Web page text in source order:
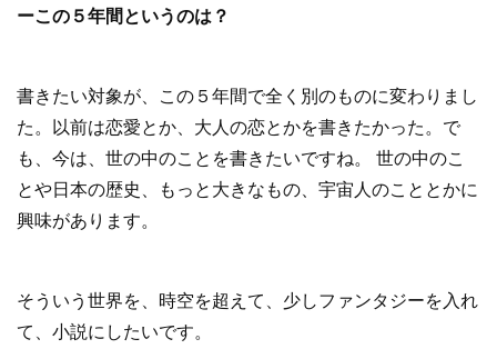
ーこの５年間というのは？
書きたい対象が、この５年間で全く別のものに変わりまし
た。以前は恋愛とか、大人の恋とかを書きたかった。で
も、今は、世の中のことを書きたいですね。 世の中のこ
とや日本の歴史、もっと大きなもの、宇宙人のこととかに
興味があります。
そういう世界を、時空を超えて、少しファンタジーを入れ
て、小説にしたいです。